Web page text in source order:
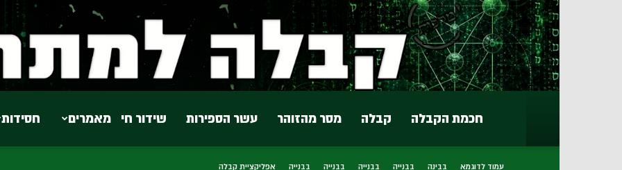
חסידות מאמרים שידור חי עשר הספירות מסר מהזוהר קבלה חכמת הקבלה
עמוד לדוגמא בבינה בבנייה בבנייה בבנייה בבנייה אפליקציית קבלה